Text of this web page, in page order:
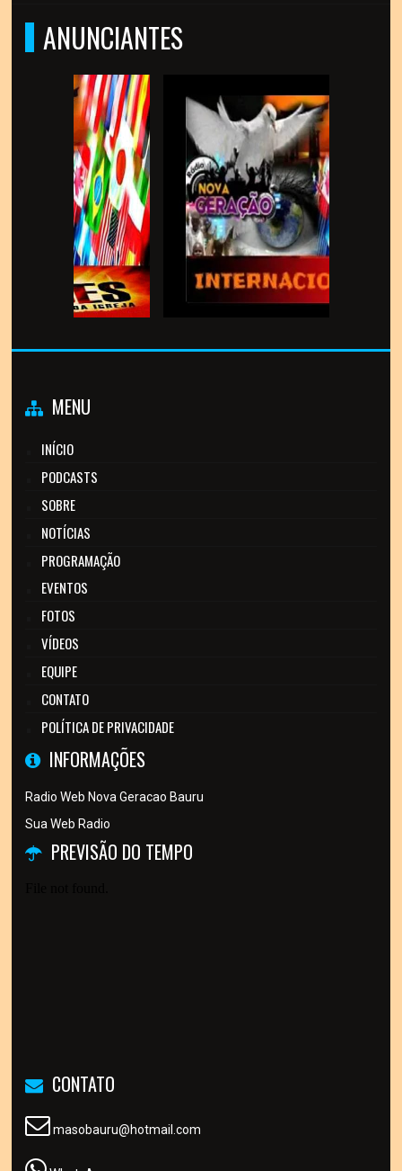
ANUNCIANTES
MENU
INÍCIO
PODCASTS
SOBRE
NOTÍCIAS
PROGRAMAÇÃO
EVENTOS
FOTOS
VÍDEOS
EQUIPE
CONTATO
POLÍTICA DE PRIVACIDADE
INFORMAÇÕES
Radio Web Nova Geracao Bauru
Sua Web Radio
PREVISÃO DO TEMPO
CONTATO
masobauru@hotmail.com